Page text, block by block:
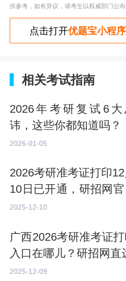
供参考，如有异议，请考生以权威部门公布
点击打开优题宝小程序
相关考试指南
2026年考研复试6大
讳，这些你都知道吗？
2026-01-05
2026考研准考证打印12
10日已开通，研招网官
直达入口
2025-12-10
广西2026考研准考证打
入口在哪儿？研招网直
2025-12-09